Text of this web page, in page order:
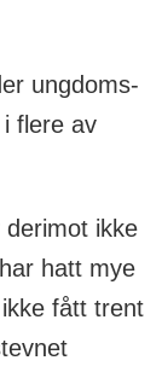
ungdoms-
flere av
ikke
hatt mye
fått trent